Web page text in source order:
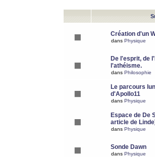
Création d'un
dans Physique
De l'esprit, de
l'athéisme.
dans Philosophie
Le parcours
d'Apollo11
dans Physique
Espace de De
article de
dans Physique
Sonde Dawn
dans Physique